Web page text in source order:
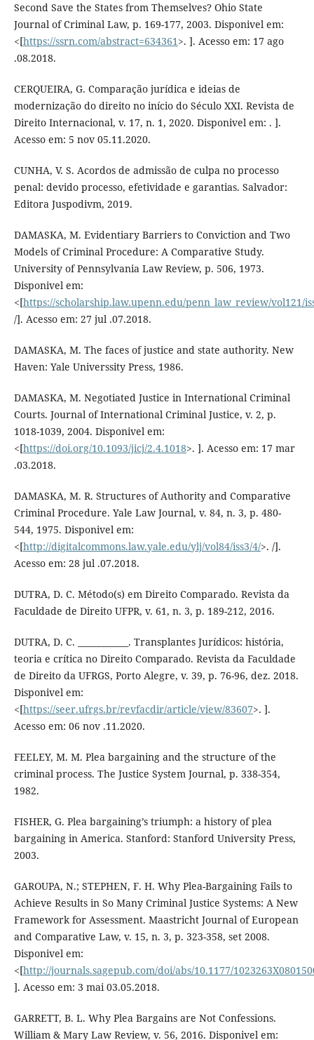
Second Save the States from Themselves? Ohio State
Journal of Criminal Law, p. 169-177, 2003. Disponivel em:
<[https://ssrn.com/abstract=634361>. ]. Acesso em: 17 ago
.08.2018.
CERQUEIRA, G. Comparação jurídica e ideias de
modernização do direito no início do Século XXI. Revista de
Direito Internacional, v. 17, n. 1, 2020. Disponivel em: . ].
Acesso em: 5 nov 05.11.2020.
CUNHA, V. S. Acordos de admissão de culpa no processo
penal: devido processo, efetividade e garantias. Salvador:
Editora Juspodivm, 2019.
DAMASKA, M. Evidentiary Barriers to Conviction and Two
Models of Criminal Procedure: A Comparative Study.
University of Pennsylvania Law Review, p. 506, 1973.
Disponivel em:
<[https://scholarship.law.upenn.edu/penn_law_review/vol121/
/]. Acesso em: 27 jul .07.2018.
DAMASKA, M. The faces of justice and state authority. New
Haven: Yale Universsity Press, 1986.
DAMASKA, M. Negotiated Justice in International Criminal
Courts. Journal of International Criminal Justice, v. 2, p.
1018-1039, 2004. Disponivel em:
<[https://doi.org/10.1093/jicj/2.4.1018>. ]. Acesso em: 17 mar
.03.2018.
DAMASKA, M. R. Structures of Authority and Comparative
Criminal Procedure. Yale Law Journal, v. 84, n. 3, p. 480-
544, 1975. Disponivel em:
<[http://digitalcommons.law.yale.edu/ylj/vol84/iss3/4/>. /].
Acesso em: 28 jul .07.2018.
DUTRA, D. C. Método(s) em Direito Comparado. Revista da
Faculdade de Direito UFPR, v. 61, n. 3, p. 189-212, 2016.
DUTRA, D. C. ____________. Transplantes Jurídicos: história,
teoria e crítica no Direito Comparado. Revista da Faculdade
de Direito da UFRGS, Porto Alegre, v. 39, p. 76-96, dez. 2018.
Disponivel em:
<[https://seer.ufrgs.br/revfacdir/article/view/83607>. ].
Acesso em: 06 nov .11.2020.
FEELEY, M. M. Plea bargaining and the structure of the
criminal process. The Justice System Journal, p. 338-354,
1982.
FISHER, G. Plea bargaining’s triumph: a history of plea
bargaining in America. Stanford: Stanford University Press,
2003.
GAROUPA, N.; STEPHEN, F. H. Why Plea-Bargaining Fails to
Achieve Results in So Many Criminal Justice Systems: A New
Framework for Assessment. Maastricht Journal of European
and Comparative Law, v. 15, n. 3, p. 323-358, set 2008.
Disponivel em:
<[http://journals.sagepub.com/doi/abs/10.1177/
]. Acesso em: 3 mai 03.05.2018.
GARRETT, B. L. Why Plea Bargains are Not Confessions.
William & Mary Law Review, v. 56, 2016. Disponivel em: